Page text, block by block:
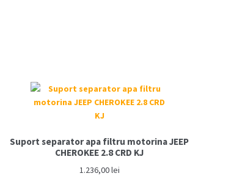
Suport separator apa filtru motorina JEEP
CHEROKEE 2.8 CRD KJ
1.236,00lei